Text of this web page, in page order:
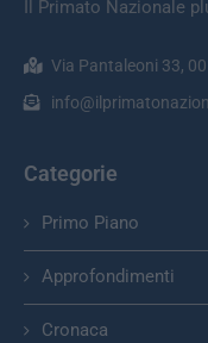
Il Primato Nazionale
Via Pantaleoni 33,
Categorie
Primo Piano
Approfondimenti
Cronaca